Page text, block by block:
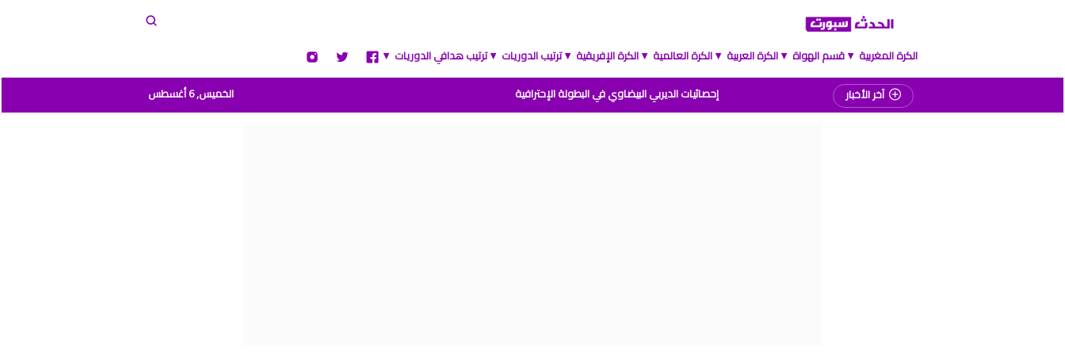
الكرة المغربية ▲قسم الهواة ▲الكرة العربية ▲الكرة العالمية ▲الكرة الإفريقية ▲ترتيب الدوريات ▲ترتيب هدافي الدوريات ▲
آخر الأخبار
إحصائيات الديربي البيضاوي في البطولة الإحترافية
الخميس, 6 أغسطس